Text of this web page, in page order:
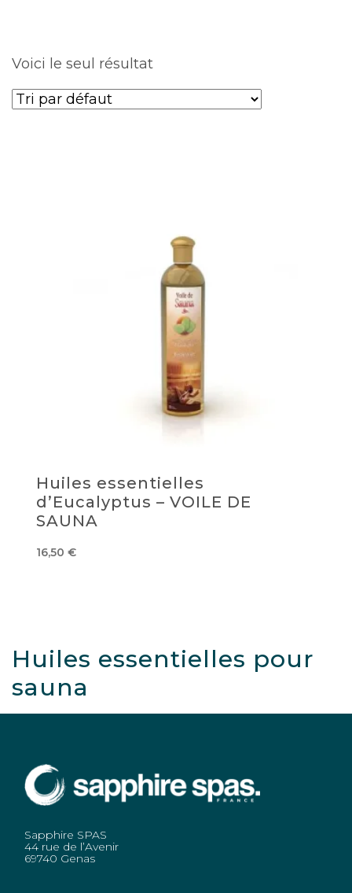
Voici le seul résultat
Huiles essentielles
d’Eucalyptus – VOILE DE
SAUNA
16,50 €
Huiles essentielles pour
sauna
Sapphire SPAS
44 rue de l’Avenir
69740 Genas